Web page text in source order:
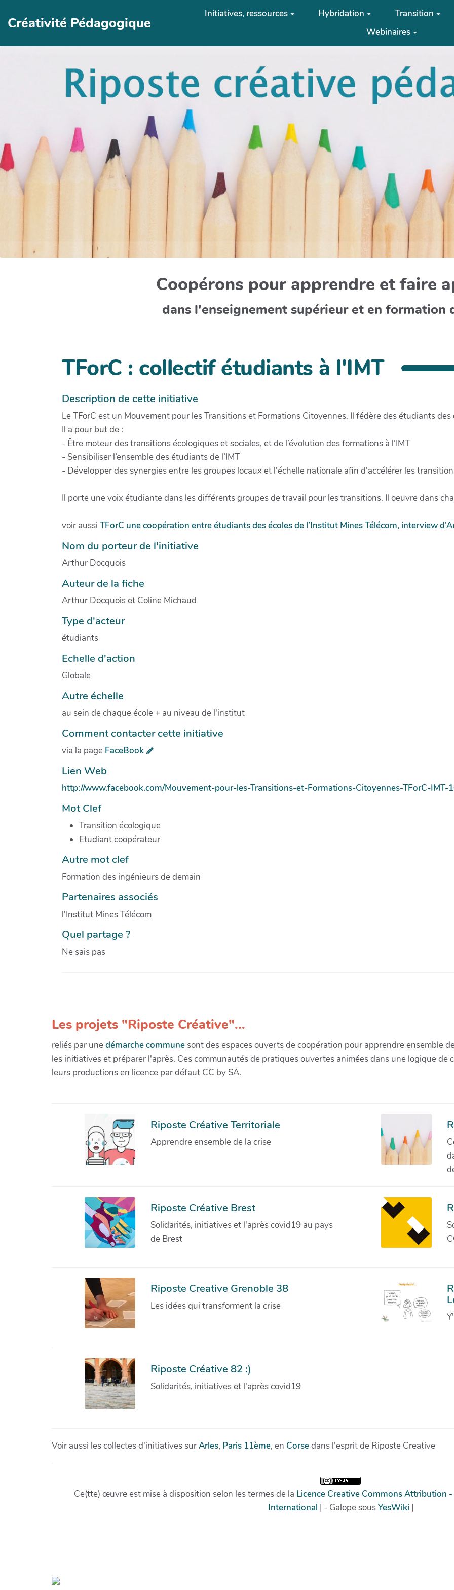
Créativité Pédagogique
Initiatives, ressources Hybridation Transition
Webinaires
Coopérons pour apprendre et faire
dans l'enseignement supérieur et en formation
TForC : collectif étudiants à l'IMT
Description de cette initiative
Le TForC est un Mouvement pour les Transitions et Formations Citoyennes. Il fédère des étudiants
Il a pour but de :
- Être moteur des transitions écologiques et sociales, et de l’évolution des formations à l’IMT
- Sensibiliser l’ensemble des étudiants de l’IMT
- Développer des synergies entre les groupes locaux et l'échelle nationale afin d'accélérer les
Il porte une voix étudiante dans les différents groupes de travail pour les transitions. Il oeuvre dans
voir aussi TForC une coopération entre étudiants des écoles de l’Institut Mines Télécom, interview
Nom du porteur de l'initiative
Arthur Docquois
Auteur de la fiche
Arthur Docquois et Coline Michaud
Type d'acteur
étudiants
Echelle d'action
Globale
Autre échelle
au sein de chaque école + au niveau de l'institut
Comment contacter cette initiative
via la page FaceBook
Lien Web
http://www.facebook.com/Mouvement-pour-les-Transitions-et-Formations-Citoyennes-TForC-IMT-
Mot Clef
Transition écologique
Etudiant coopérateur
Autre mot clef
Formation des ingénieurs de demain
Partenaires associés
l'Institut Mines Télécom
Quel partage ?
Ne sais pas